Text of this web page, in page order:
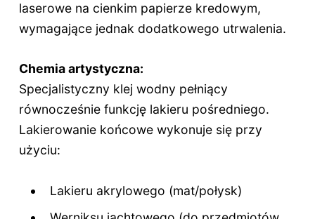
laserowe na cienkim papierze kredowym,
wymagające jednak dodatkowego utrwalenia.
Chemia artystyczna:
Specjalistyczny klej wodny pełniący
równocześnie funkcję lakieru pośredniego.
Lakierowanie końcowe wykonuje się przy
użyciu:
Lakieru akrylowego (mat/połysk)